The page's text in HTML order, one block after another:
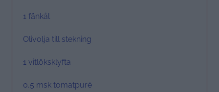
1 fänkål
Olivolja till stekning
1 vitlöksklyfta
0,5 msk tomatpuré